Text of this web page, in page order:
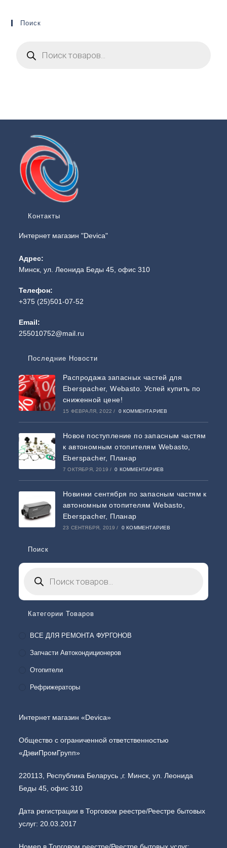
Поиск
Контакты
Интернет магазин "Devica"
Адрес:
Минск, ул. Леонида Беды 45, офис 310
Телефон:
+375 (25)501-07-52
Email:
255010752@mail.ru
Последние Новости
Распродажа запасных частей для
Eberspacher, Webasto. Успей купить по
сниженной цене!
15 ФЕВРАЛЯ, 2022 / 0 КОММЕНТАРИЕВ
Новое поступление по запасным частям
к автономным отопителям Webasto,
Eberspacher, Планар
7 ОКТЯБРЯ, 2019 / 0 КОММЕНТАРИЕВ
Новинки сентября по запасным частям к
автономным отопителям Webasto,
Eberspacher, Планар
23 СЕНТЯБРЯ, 2019 / 0 КОММЕНТАРИЕВ
Поиск
Категории Товаров
ВСЕ ДЛЯ РЕМОНТА ФУРГОНОВ
Запчасти Автокондиционеров
Отопители
Рефрижераторы
Интернет магазин «Devica»
Общество с ограниченной ответственностью
«ДэвиПромГрупп»
220113, Республика Беларусь ,г. Минск, ул. Леонида
Беды 45, офис 310
Дата регистрации в Торговом реестре/Реестре бытовых
услуг: 20.03.2017
Номер в Торговом реестре/Реестре бытовых услуг: